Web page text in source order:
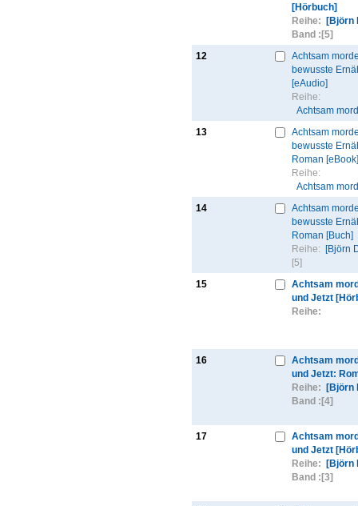
[Hörbuch]
Reihe:
[Björn
Band : [5]
12
Achtsam
bewusste
[eAudio]
Reihe:
Achtsam
13
Achtsam
bewusste
Roman [eBook]
Reihe:
Achtsam
14
Achtsam
bewusste
Roman [Buch]
Reihe:
[Björn
[5]
15
Achtsam
und Jetzt
Reihe:
16
Achtsam
und Jetzt:
Reihe:
[Björn
Band : [4]
17
Achtsam
und Jetzt
Reihe:
[Björn
Band : [3]